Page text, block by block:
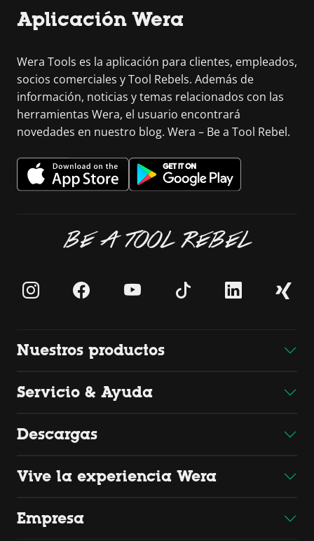
Aplicación Wera
Wera Tools es la aplicación para clientes, empleados,
socios comerciales y Tool Rebels. Además de
información, noticias y temas relacionados con las
herramientas Wera, el usuario encontrará
novedades en nuestro blog. Wera – Be a Tool Rebel.
BE A TOOL REBEL
Nuestros productos
Servicio & Ayuda
Descargas
Vive la experiencia Wera
Empresa